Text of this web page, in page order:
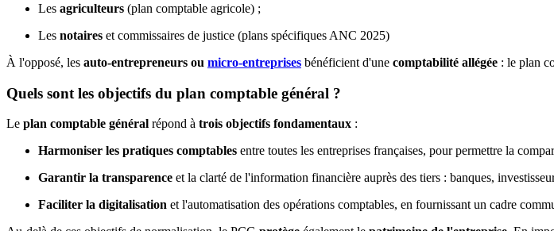
Les agriculteurs (plan comptable agricole) ;
Les notaires et commissaires de justice (plans spécifiques ANC 2025)
À l'opposé, les auto-entrepreneurs ou micro-entreprises bénéficient d'une comptabilité allégée : le plan
Quels sont les objectifs du plan comptable général ?
Le plan comptable général répond à trois objectifs fondamentaux :
Harmoniser les pratiques comptables entre toutes les entreprises françaises, pour permettre la
Garantir la transparence et la clarté de l'information financière auprès des tiers : banques,
Faciliter la digitalisation et l'automatisation des opérations comptables, en fournissant un cadre